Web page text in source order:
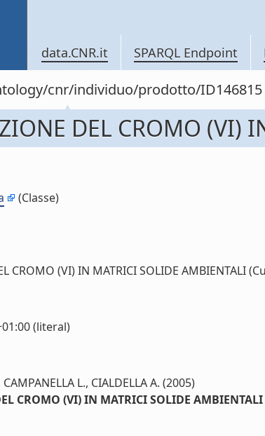
data.CNR.it SPARQL Endpoint
cnr/individuo/prodotto/ID146815
DEL CROMO (VI)
(Classe)
CROMO (VI) IN MATRICI SOLIDE AMBIENTALI
(literal)
L., CIALDELLA A. (2005)
CROMO (VI) IN MATRICI SOLIDE AMBIENTALI